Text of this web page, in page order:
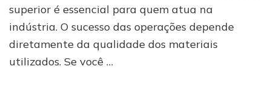
qualidade?
superior é essencial para quem atua na
indústria. O sucesso das operações depende
diretamente da qualidade dos materiais
utilizados. Se você …